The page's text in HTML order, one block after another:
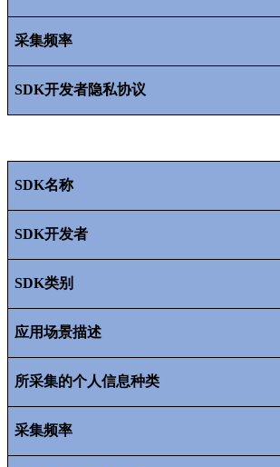
采集频率
SDK开发者隐私协议
SDK名称
SDK开发者
SDK类别
应用场景描述
所采集的个人信息种类
采集频率